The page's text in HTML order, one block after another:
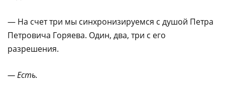
— На счет три мы синхронизируемся с душой Петра
Петровича Горяева. Один, два, три с его
разрешения.
— Есть.